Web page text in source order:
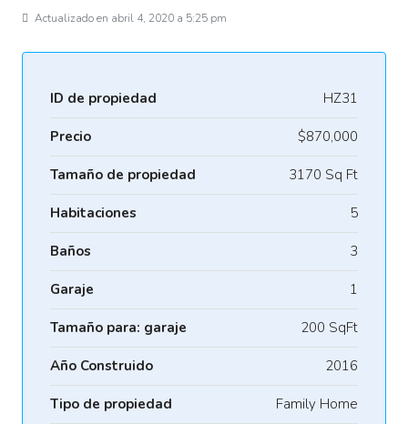
Actualizado en abril 4, 2020 a 5:25 pm
ID de propiedad HZ31
Precio $870,000
Tamaño de propiedad 3170 Sq Ft
Habitaciones 5
Baños 3
Garaje 1
Tamaño para: garaje 200 SqFt
Año Construido 2016
Tipo de propiedad Family Home